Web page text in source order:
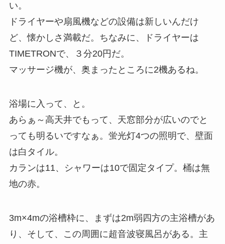
い。
ドライヤーや扇風機などの設備は新しいんだけ
ど、懐かしさ満載だ。ちなみに、ドライヤーは
TIMETRONで、３分20円だ。
マッサージ機が、奥まったところに2機あるね。
浴場に入って、と。
あらぁ～高天井でもって、天窓部分が広いのでと
っても明るいですなぁ。蛍光灯4つの照明で、壁面
は白タイル。
カランは11、シャワーは10で固定タイプ。桶は無
地の赤。
3m×4mの浴槽枠に、まずは2m弱四方の主浴槽があ
り、そして、この周囲に超音波寝風呂がある。主